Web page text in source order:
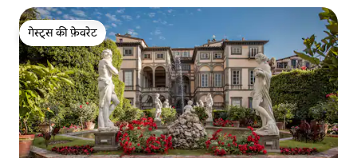
गेस्ट्स की फ़ेवरेट
गेस्ट्स की फ़ेवरेट